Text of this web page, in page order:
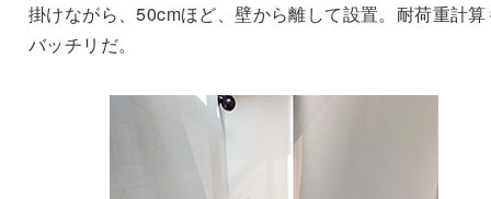
掛けながら、50cmほど、壁から離して設置。耐荷重計算
バッチリだ。